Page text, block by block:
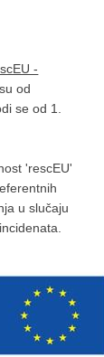
-
od
se od 1.
'rescEU'
u slučaju